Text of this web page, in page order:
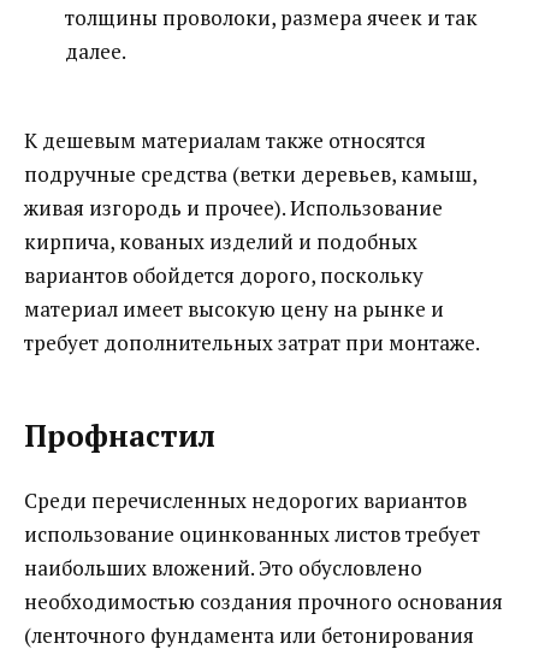
толщины проволоки, размера ячеек и так
далее.
К дешевым материалам также относятся
подручные средства (ветки деревьев, камыш,
живая изгородь и прочее). Использование
кирпича, кованых изделий и подобных
вариантов обойдется дорого, поскольку
материал имеет высокую цену на рынке и
требует дополнительных затрат при монтаже.
Профнастил
Среди перечисленных недорогих вариантов
использование оцинкованных листов требует
наибольших вложений. Это обусловлено
необходимостью создания прочного основания
(ленточного фундамента или бетонирования